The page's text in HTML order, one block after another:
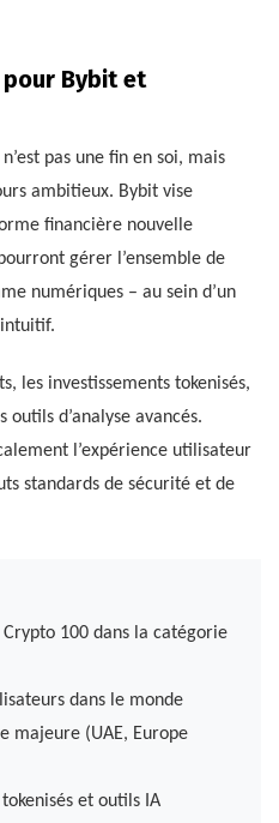
pour Bybit et
pas une fin en soi, mais
ambitieux. Bybit vise
financière nouvelle
gérer l’ensemble de
numériques – au sein d’un
les investissements tokenisés,
d’analyse avancés.
l’expérience utilisateur
standards de sécurité et de
100 dans la catégorie
dans le monde
majeure (UAE, Europe
et outils IA